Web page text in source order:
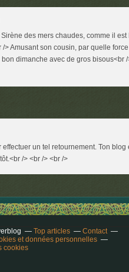
des mers chaudes, comme il
> Amusant son cousin, par quelle
dimanche avec de gros bisous<br
un tel retournement. Ton
/> <br /> <br />
Top articles
Contact
et données personnelles
cookies